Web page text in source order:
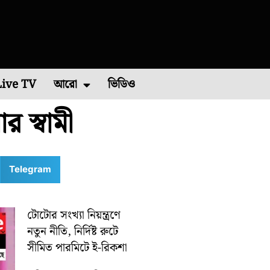
মেদিনীপুর পশ্চিম বর্ধমান
এশিয়া কাপ ২০২২
TV আরো
রাশিফল
ভিডিও
স্বামী
Telegram
টোটোর সংখ্যা নিয়ন্ত্রণে
নতুন নীতি, নির্দিষ্ট রুটে
সীমিত পারমিটে ই-রিকশা